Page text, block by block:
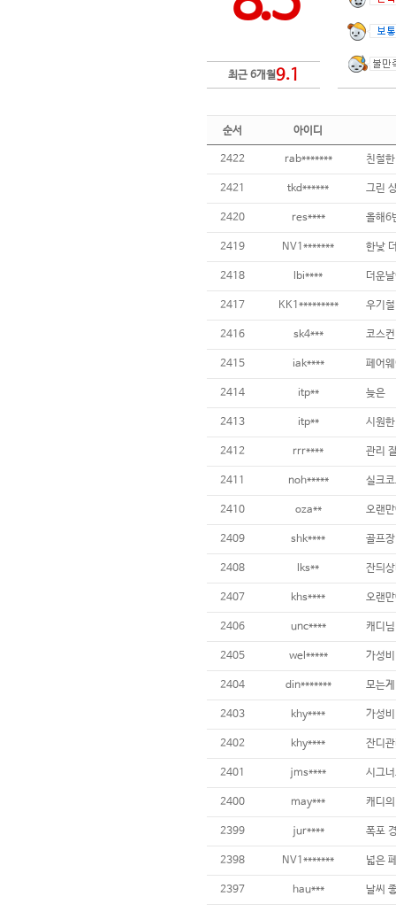
최근 6개월9.1
순서 아이디
2422 rab*******
2421 tkd******
2420 res****
2419 NV1*******
2418 lbi****
2417 KK1*********
2416 sk4***
2415 iak****
2414 itp** 늦은
2413 itp** 시원
2412 rrr****
2411 noh*****
2410 oza**
2409 shk****
2408 lks**
2407 khs****
2406 unc****
2405 wel***** 가성
2404 din*******
2403 khy****
2402 khy****
2401 jms**** 시그
2400 may***
2399 jur****
2398 NV1*******
2397 hau***